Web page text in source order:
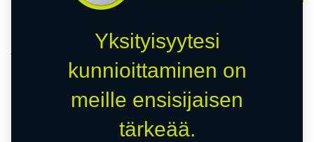
0 kohteita löydetty.
Tyhjennä suodattimet
Emme löytäneet yhtään
Yksityisyytesi
kunnioittaminen on
meille ensisijaisen
tärkeää.